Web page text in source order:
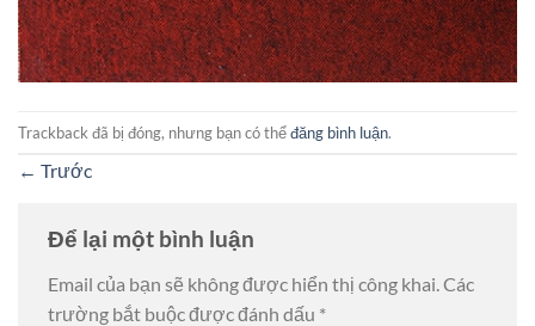
Trackback đã bị đóng, nhưng bạn có thểđăng bình luận.
← Trước
Để lại một bình luận
Email của bạn sẽ không được hiển thị công khai.Các
trường bắt buộc được đánh dấu *